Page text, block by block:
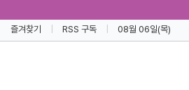
즐겨찾기
RSS 구독 08월 06일(목)